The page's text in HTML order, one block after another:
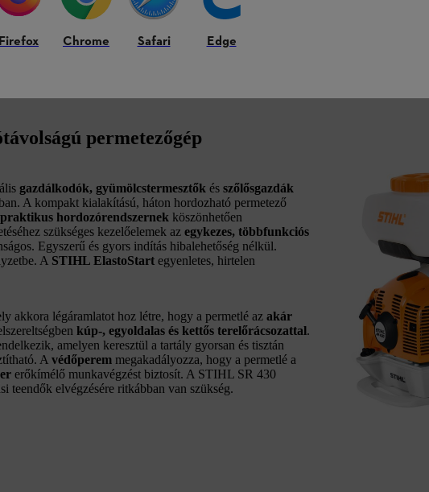
permetezőgép
gazdálkodók, gyümölcstermesztők és szőlősgazdák
A kompakt kialakítású, háton hordozható permetező
praktikus hordozórendszernek köszönhetően
szükséges kezelőelemek az egykezes, többfunkciós
Egyszerű és gyors indítás hibalehetőség nélkül.
A STIHL ElastoStart egyenletes, hirtelen
akkora légáramlatot hoz létre, hogy a permetlé az akár
kúp-, egyoldalas és kettős terelőrácsozattal.
amelyen keresztül a tartály gyorsan és tisztán
A védőperem megakadályozza, hogy a permetlé a
erőkímélő munkavégzést biztosít. A STIHL SR 430
teendők elvégzésére ritkábban van szükség.
Chrome Safari Edge